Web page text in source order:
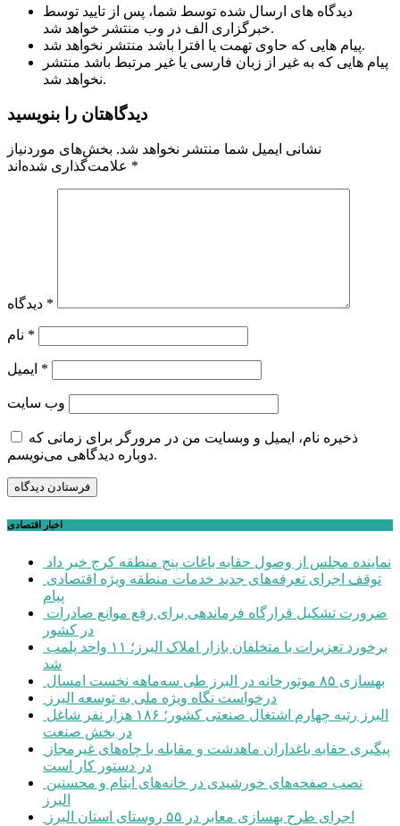
دیدگاه های ارسال شده توسط شما، پس از تایید توسط
خبرگزاری الف در وب منتشر خواهد شد.
پیام هایی که حاوی تهمت یا افترا باشد منتشر نخواهد شد.
پیام هایی که به غیر از زبان فارسی یا غیر مرتبط باشد منتشر
نخواهد شد.
دیدگاهتان را بنویسید
نشانی ایمیل شما منتشر نخواهد شد. بخش‌های موردنیاز
*
*
*
*
وب‌ سایت
ذخیره نام، ایمیل و وبسایت من در مرورگر برای زمانی که
دوباره دیدگاهی می‌نویسم.
اخبار اقتصادی
نماینده مجلس از وصول حقابه باغات پنج منطقه کرج خبر داد
پیام
در کشور
شد
بهسازی ۸۵ موتورخانه در البرز طی سه‌ماهه نخست امسال
درخواست نگاه ویژه ملی به توسعه البرز
در بخش صنعت
در دستور کار است
البرز
اجرای طرح بهسازی معابر در ۵۵ روستای استان البرز